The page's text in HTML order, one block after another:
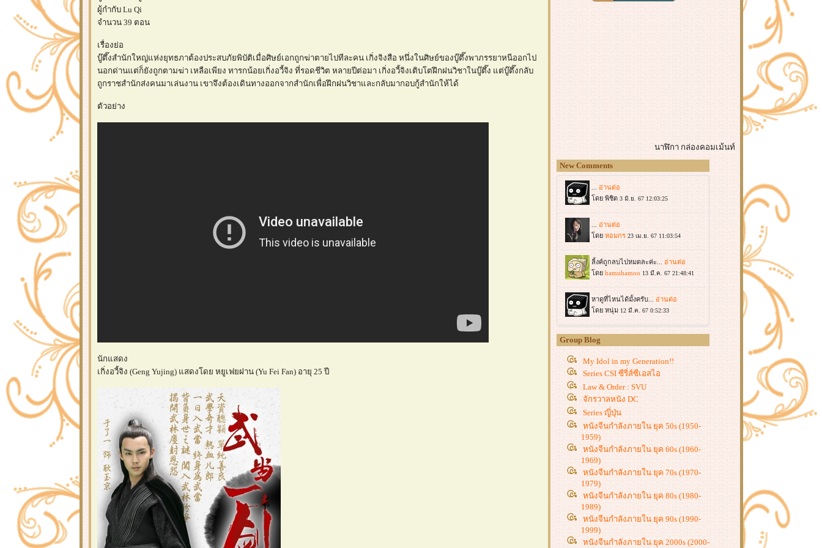
ผู้กำกับ Lu Qi
จำนวน 39 ตอน
เรื่องย่อ
บู๊ตึ๊งสำนักใหญ่แห่งยุทธภาต้องประสบภัยพิบัติเมื่อศิษย์เอกถูกฆ่าตายไปทีละคน เกิ่งจิงสือ หนึ่งในศิษย์ของบู๊ตึ๊งพาภรรยาหนีออกไป
นอกด่านแต่ก็ยังถูกตามฆ่า เหลือเพียง ทารกน้อยเกิ่งอวี้จิง ที่รอดชีวิต หลายปีต่อมา เกิ่งอวี้จิงเติบโตฝึกฝนวิชาในบู๊ตึ๊ง แต่บู๊ตึ๊งกลับ
ถูกราชสำนักส่งคนมาเล่นงาน เขาจึงต้องเดินทางออกจากสำนักเพื่อฝึกฝนวิชาและกลับมากอบกู้สำนักให้ได้
ตัวอย่าง
นักแสดง
เกิ่งอวี้จิง (Geng Yujing) แสดงโดย หยูเฟยฝาน (Yu Fei Fan) อายุ 25 ปี
นาฬิกา กล่องคอมเม้นท์
New Comments
Group Blog
My Idol in my Generation!!
Series CSI ซีรี่ส์ซีเอสไอ
Law & Order : SVU
จักรวาลหนัง DC
Series ญี่ปุ่น
หนังจีนกำลังภายใน ยุค 50s (1950-
1959)
หนังจีนกำลังภายใน ยุค 60s (1960-
1969)
หนังจีนกำลังภายใน ยุค 70s (1970-
1979)
หนังจีนกำลังภายใน ยุค 80s (1980-
1989)
หนังจีนกำลังภายใน ยุค 90s (1990-
1999)
หนังจีนกำลังภายใน ยุค 2000s (2000-